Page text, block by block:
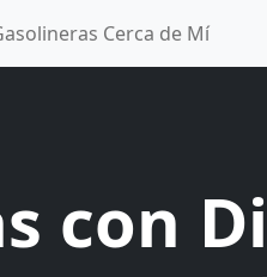
Cerca de Mí
con